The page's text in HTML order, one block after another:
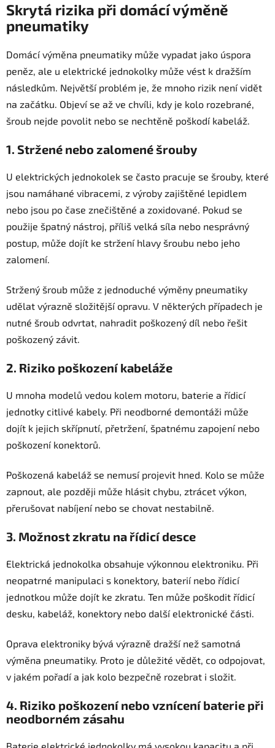
Skrytá rizika při domácí výměně
pneumatiky
Domácí výměna pneumatiky může vypadat jako úspora
peněz, ale u elektrické jednokolky může vést k dražším
následkům. Největší problém je, že mnoho rizik není vidět
na začátku. Objeví se až ve chvíli, kdy je kolo rozebrané,
šroub nejde povolit nebo se nechtěně poškodí kabeláž.
1. Stržené nebo zalomené šrouby
U elektrických jednokolek se často pracuje se šrouby, které
jsou namáhané vibracemi, z výroby zajištěné lepidlem
nebo jsou po čase znečištěné a zoxidované. Pokud se
použije špatný nástroj, příliš velká síla nebo nesprávný
postup, může dojít ke stržení hlavy šroubu nebo jeho
zalomení.
Stržený šroub může z jednoduché výměny pneumatiky
udělat výrazně složitější opravu. V některých případech je
nutné šroub odvrtat, nahradit poškozený díl nebo řešit
poškozený závit.
2. Riziko poškození kabeláže
U mnoha modelů vedou kolem motoru, baterie a řídicí
jednotky citlivé kabely. Při neodborné demontáži může
dojít k jejich skřípnutí, přetržení, špatnému zapojení nebo
poškození konektorů.
Poškozená kabeláž se nemusí projevit hned. Kolo se může
zapnout, ale později může hlásit chybu, ztrácet výkon,
přerušovat nabíjení nebo se chovat nestabilně.
3. Možnost zkratu na řídicí desce
Elektrická jednokolka obsahuje výkonnou elektroniku. Při
neopatrné manipulaci s konektory, baterií nebo řídicí
jednotkou může dojít ke zkratu. Ten může poškodit řídicí
desku, kabeláž, konektory nebo další elektronické části.
Oprava elektroniky bývá výrazně dražší než samotná
výměna pneumatiky. Proto je důležité vědět, co odpojovat,
v jakém pořadí a jak kolo bezpečně rozebrat i složit.
4. Riziko poškození nebo vznícení baterie při
neodborném zásahu